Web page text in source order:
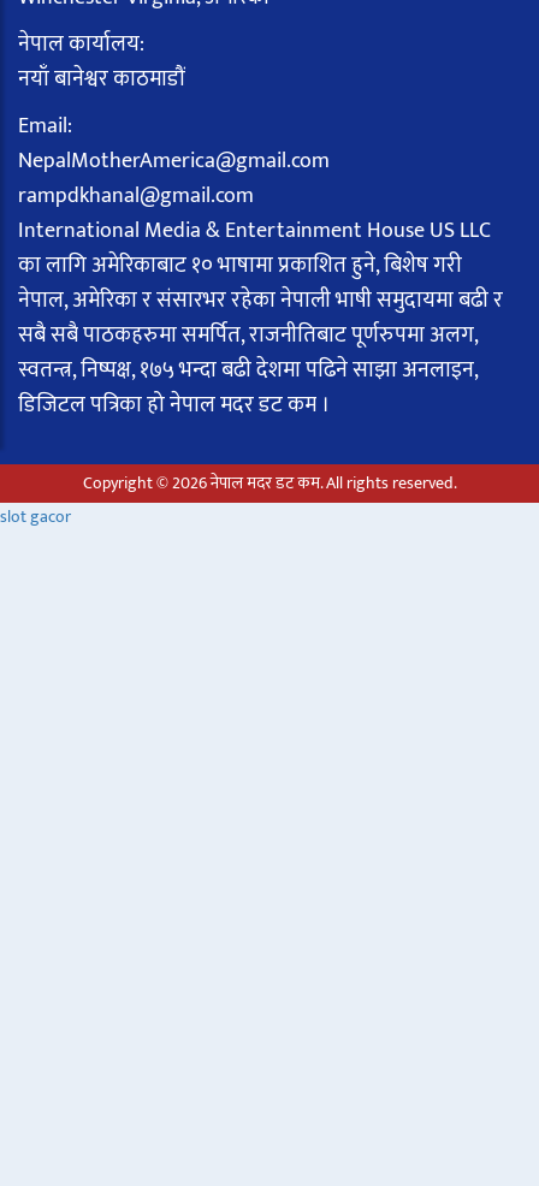
नेपाल कार्यालय:
नयाँ बानेश्वर काठमाडौं
Email:
NepalMotherAmerica@gmail.com
rampdkhanal@gmail.com
International Media & Entertainment House US LLC
का लागि अमेरिकाबाट १० भाषामा प्रकाशित हुने, बिशेष गरी
नेपाल, अमेरिका र संसारभर रहेका नेपाली भाषी समुदायमा बढी र
सबै सबै पाठकहरुमा समर्पित, राजनीतिबाट पूर्णरुपमा अलग,
स्वतन्त्र, निष्पक्ष, १७५ भन्दा बढी देशमा पढिने साझा अनलाइन,
डिजिटल पत्रिका हो नेपाल मदर डट कम ।
Copyright © 2026 नेपाल मदर डट कम. All rights reserved.
slot gacor